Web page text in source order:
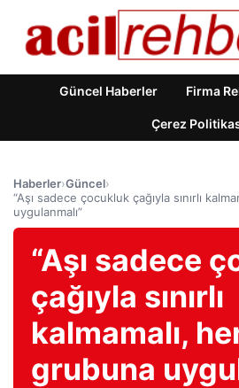
Güncel Haberler Firma
Çerez
Haberler›Güncel›
“Aşı sadece çocukluk çağıyla sınırlı
uygulanmalı”
“Aşı sadece
çağıyla sınırlı
kalmamalı,
grubuna